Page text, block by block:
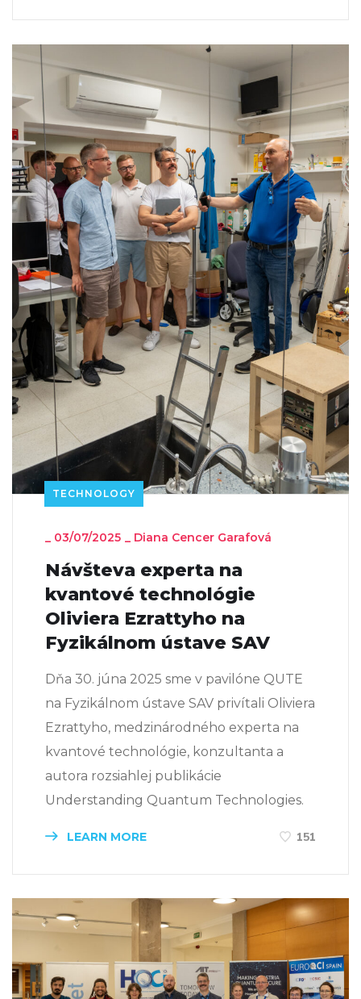
TECHNOLOGY
_ 03/07/2025 _ Diana Cencer Garafová
Návšteva experta na
kvantové technológie
Oliviera Ezrattyho na
Fyzikálnom ústave SAV
Dňa 30. júna 2025 sme v pavilóne QUTE
na Fyzikálnom ústave SAV privítali Oliviera
Ezrattyho, medzinárodného experta na
kvantové technológie, konzultanta a
autora rozsiahlej publikácie
Understanding Quantum Technologies.
LEARN MORE 151